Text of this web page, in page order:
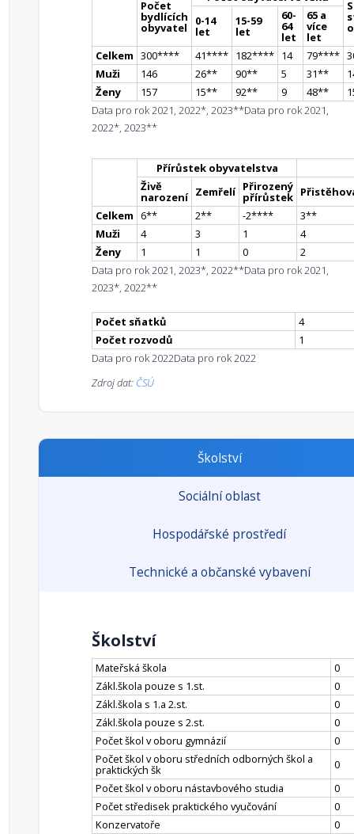
Počet
bydlících
obyvatel 0-14
let
15-59
let
60-
64
let
65 a
více
let
Celkem 300**** 41**** 182**** 14 79****
Muži
146 26** 90** 5 31**
Ženy
157 15** 92** 9 48**
Data pro rok 2021, 2022*, 2023**Data pro rok 2021,
2022*, 2023**
Přírůstek obyvatelstva
Živě
narození Zemřelí Přirozený
přírůstek
Celkem 6** 2** -2**** 3**
Muži
4 3 1
4
Ženy
1 1 0
2
Data pro rok 2021, 2023*, 2022**Data pro rok 2021,
2023*, 2022**
Počet sňatků
4
Počet rozvodů
1
Data pro rok 2022Data pro rok 2022
Zdroj dat: ČSÚ
Školství
Sociální oblast
Hospodářské prostředí
Technické a občanské vybavení
Školství
Mateřská škola
0
Zákl.škola pouze s 1.st.
0
Zákl.škola s 1.a 2.st.
0
Zákl.škola pouze s 2.st.
0
Počet škol v oboru gymnázií
0
Počet škol v oboru středních odborných škol a
praktických šk
0
Počet škol v oboru nástavbového studia
0
Počet středisek praktického vyučování
0
Konzervatoře
0